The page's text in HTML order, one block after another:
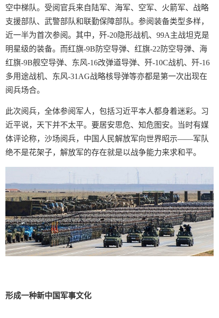
空中梯队。受阅官兵来自陆军、海军、空军、火箭军、战略
支援部队、武警部队和联勤保障部队。参阅装备类型多样，
近一半为首次参阅。其中，歼-20隐形战机、99A主战坦克是
明星级的装备。而红旗-9B防空导弹、红旗-22防空导弹、海
红旗-9B舰空导弹、东风-16改弹道导弹、歼-10C战机、歼-16
多用途战机、东风-31AG战略核导弹等亦都是第一次出现在
阅兵场合。
此次阅兵，全体参阅军人，包括习近平本人都身着迷彩。习
近平说，天下并不太平。要居安思危、知危图安。当时有媒
体评论称，沙场阅兵，中国人民解放军向世界昭示——军队
绝不是花架子，解放军的存在就是以战争能力来求和平。
形成一种新中国军事文化